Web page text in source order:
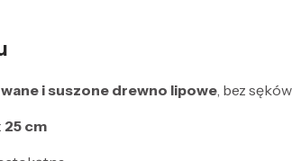
i suszone drewno lipowe , bez sęków
25 cm